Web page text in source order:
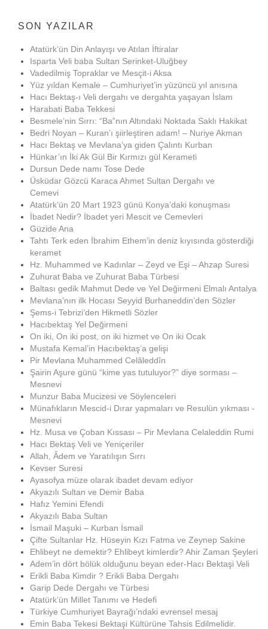
SON YAZILAR
Atatürk’ün Din Anlayışı ve Atılan İftiralar
Isparta Veli baba Sultan Serinket-Uluğbey
Vadedilmiş Topraklar ve Mesçit-i Aksa
Yüz yıldan Kemale – Cumhuriyet’in yüzüncü yıl anısına
Hacı Bektaş-ı Veli dergahı ve dergahta yaşayan İslam
Harabati Baba Tekkesi
Besmele’nin Sırrı: “Ba”nın Altındaki Noktada Saklı Hakikat
Bedri Noyan – Kuran’ı şiirleştiren adam! – Nuriye Akman
Hacı Bektaş ve Mevlana’ya giden Çalıntı Kurban
Hünkar’ın İki Ak Gül Bir Kırmızı gül Kerameti
Dursun Dede namı Tose Dede
Üsküdar Gözcü Karaca Ahmet Sultan Dergahı ve
Cemevi
Atatürk’ün 20 Mart 1923 günü Konya’daki konuşması
İbadet Nedir? İbadet yeri Mescit ve Cemevleri
Güzide Ana
Tahtı Terk eden İbrahim Ethem’in deniz kıyısında gösterdiği
keramet
Hz. Muhammed ve Kadınlar – Zeyd ve Eşi – Ahzap Suresi
Zuhurat Baba ve Zuhurat Baba Türbesi
Baltası gedik Mahmut Dede ve Yel Değirmeni Elmalı Antalya
Mevlana’nın ilk Hocası Seyyid Burhaneddin’den Sözler
Şems-i Tebrizi’den Hikmetli Sözler
Hacıbektaş Yel Değirmeni
On iki, On iki post, on iki hizmet ve On iki Ocak
Mustafa Kemal’in Hacıbektaş’a gelişi
Pir Mevlana Muhammed Celâleddîn
Şairin Aşure günü “kime yas tutuluyor?” diye sorması –
Mesnevi
Munzur Baba Mucizesi ve Söylenceleri
Münafıkların Mescid-i Dırar yapmaları ve Resulün yıkması -
Mesnevi
Hz. Musa ve Çoban Kıssası – Pir Mevlana Celaleddin Rumi
Hacı Bektaş Veli ve Yeniçeriler
Allah, Âdem ve Yaratılışın Sırrı
Kevser Suresi
Ayasofya müze olarak ibadet devam ediyor
Akyazılı Sultan ve Demir Baba
Hafız Yemini Efendi
Akyazılı Baba Sultan
İsmail Maşuki – Kurban İsmail
Çifte Sultanlar Hz. Hüseyin Kızı Fatma ve Zeynep Sakine
Ehlibeyt ne demektir? Ehlibeyt kimlerdir? Ahir Zaman Şeyleri
Adem’in dört bölük olduğunu beyan eder-Hacı Bektaşi Veli
Erikli Baba Kimdir ? Erikli Baba Dergahı
Garip Dede Dergahı ve Türbesi
Atatürk’ün Millet Tanımı ve Hedefi
Türkiye Cumhuriyet Bayrağı’ndaki evrensel mesaj
Emin Baba Tekesi Bektaşi Kültürüne Tahsis Edilmelidir.